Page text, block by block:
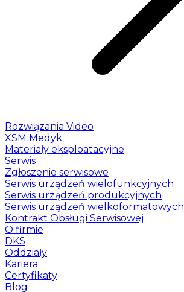
Rozwiązania Video
XSM Medyk
Materiały eksploatacyjne
Serwis
Zgłoszenie serwisowe
Serwis urządzeń wielofunkcyjnych
Serwis urządzeń produkcyjnych
Serwis urządzeń wielkoformatowych
Kontrakt Obsługi Serwisowej
O firmie
DKS
Oddziały
Kariera
Certyfikaty
Blog